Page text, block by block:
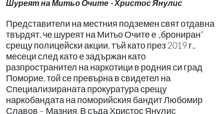
Шуреят на Митьо Очите - Христос Янулис
Представители на местния подземен свят отдавна
твърдят, че шуреят на Митьо Очите е „брониран“
срещу полицейски акции, тъй като през 2019 г.,
месеци след като е задържан като
разпространител на наркотици в родния си град
Поморие, той се превърна в свидетел на
Специализираната прокуратура срещу
наркобандата на поморийския бандит Любомир
Славов – Мазния. В съда Христос Янулис